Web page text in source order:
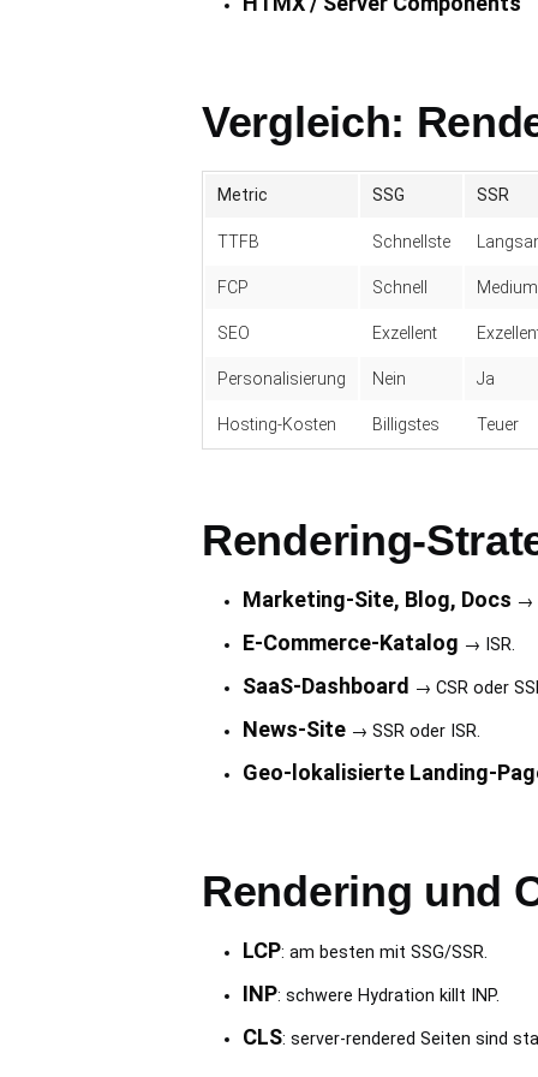
Vergleich:
Metric SSG SSR
TTFB Schnellste
FCP Schnell Medium
SEO Exzellent
Personalisierung Nein Ja
Hosting-Kosten Billigstes Teuer
Rendering-
Marketing-Site, Blog, Docs →
E-Commerce-Katalog → ISR.
SaaS-Dashboard → CSR oder
News-Site→ SSR oder ISR.
Geo-lokalisierte Landing-
Rendering und
LCP: am besten mit SSG/SSR.
INP: schwere Hydration killt INP.
CLS: server-rendered Seiten sind